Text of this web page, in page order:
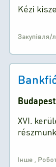
Kézi
Закупівля/
Budapest
XVI.
Інше